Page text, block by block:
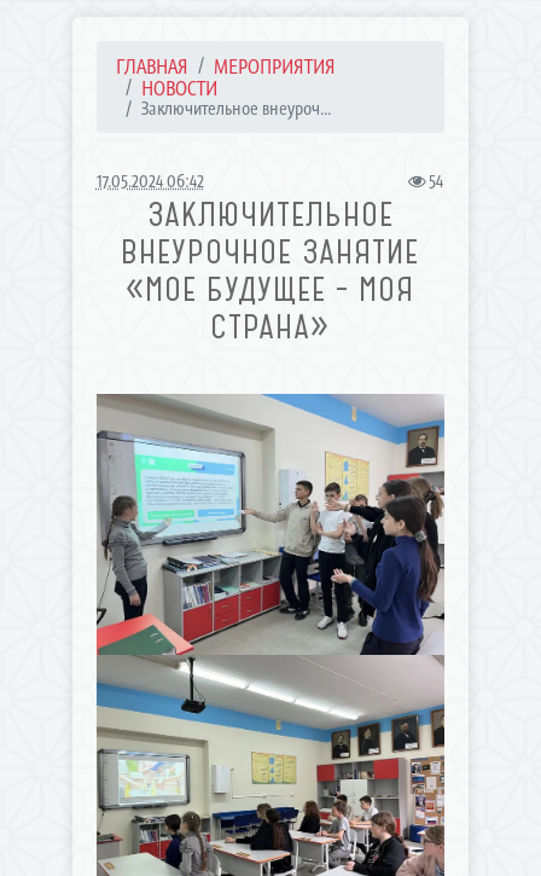
ГЛАВНАЯ
МЕРОПРИЯТИЯ
НОВОСТИ
Заключительное внеуроч...
17.05.2024 06:42 54
ЗАКЛЮЧИТЕЛЬНОЕ
ВНЕУРОЧНОЕ ЗАНЯТИЕ
«МОЕ БУДУЩЕЕ – МОЯ
СТРАНА»